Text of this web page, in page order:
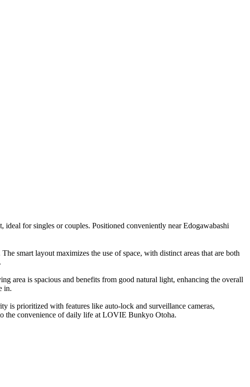
for singles or couples. Positioned conveniently near Edogawabashi
smart layout maximizes the use of space, with distinct areas that are both
area is spacious and benefits from good natural light, enhancing the overall
in.
is prioritized with features like auto-lock and surveillance cameras,
the convenience of daily life at LOVIE Bunkyo Otoha.